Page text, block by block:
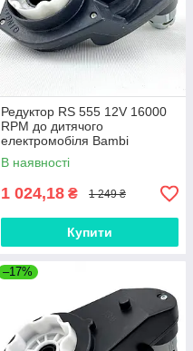
Редуктор RS 555 12V 16000
RPM до дитячого
електромобіля Bambi
В наявності
1 024,18 ₴ 1 249 ₴
Купити
–17%